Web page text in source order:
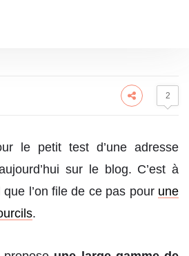
2
le petit test d’une adresse
sur le blog. C’est à
que l’on file de ce pas pour une
.